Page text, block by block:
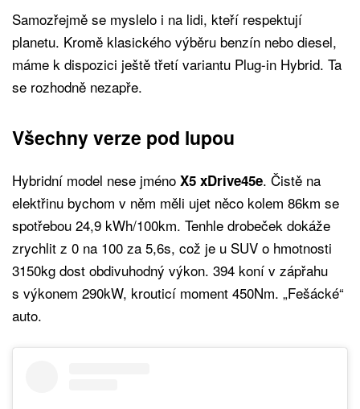
Samozřejmě se myslelo i na lidi, kteří respektují
planetu. Kromě klasického výběru benzín nebo diesel,
máme k dispozici ještě třetí variantu Plug-in Hybrid. Ta
se rozhodně nezapře.
Všechny verze pod lupou
Hybridní model nese jméno X5 xDrive45e. Čistě na
elektřinu bychom v něm měli ujet něco kolem 86km se
spotřebou 24,9 kWh/100km. Tenhle drobeček dokáže
zrychlit z 0 na 100 za 5,6s, což je u SUV o hmotnosti
3150kg dost obdivuhodný výkon. 394 koní v zápřahu
s výkonem 290kW, krouticí moment 450Nm. „Fešácké“
auto.